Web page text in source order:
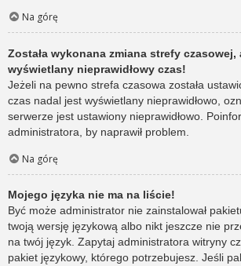
Na górę
Została wykonana zmiana strefy czasowej,
wyświetlany nieprawidłowy czas!
Jeżeli na pewno strefa czasowa została
czas nadal jest wyświetlany nieprawidłowo,
serwerze jest ustawiony nieprawidłowo.
administratora, by naprawił problem.
Na górę
Mojego języka nie ma na liście!
Być może administrator nie zainstalował
twoją wersję językową albo nikt jeszcze nie
na twój język. Zapytaj administratora witryny
pakiet językowy, którego potrzebujesz. Jeśli